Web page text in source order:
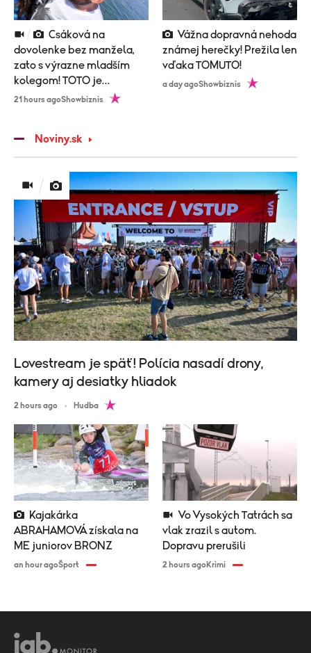
dovolenke bez manžela,
zato s výrazne mladším
kolegom! TOTO je
vysvetlenie!
21 hours agoShowbiznis
známej herečky! Prežila len
vďaka TOMUTO!
a day agoShowbiznis
Noviny.sk
ABRAHAMOVÁ získala na
ME juniorov BRONZ
an hour agoŠport
vlak zrazil s autom.
Dopravu prerušili
2 hours agoKrimi
Lovestream je späť! Polícia nasadí drony,
kamery aj desiatky hliadok
2 hours ago Hudba